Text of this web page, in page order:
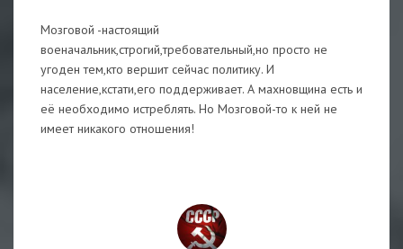
Мозговой -настоящий
военачальник,строгий,требовательный,но просто не
угоден тем,кто вершит сейчас политику. И
население,кстати,его поддерживает. А махновщина есть и
её необходимо истреблять. Но Мозговой-то к ней не
имеет никакого отношения!